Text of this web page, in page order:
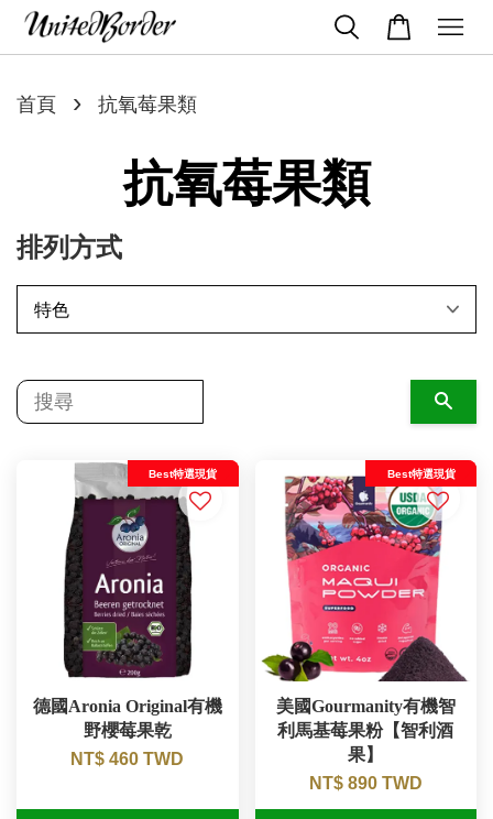
首頁 › 抗氧莓果類
抗氧莓果類
排列方式
Best特選現貨
德國Aronia Original有機
野櫻莓果乾
NT$ 460 TWD
Best特選現貨
美國Gourmanity有機智
利馬基莓果粉【智利酒
果】
NT$ 890 TWD